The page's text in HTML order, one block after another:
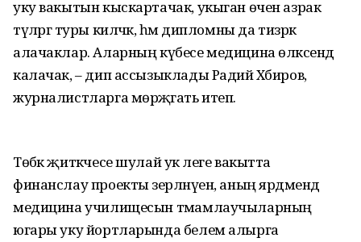
уку вакытын кыскартачак, укыган өчен азрак
түләргә туры киләчәк, һәм дипломны да тизрәк
алачаклар. Аларның күбесе медицина өлкәсендә
калачак, – дип ассызыклады Радий Хәбиров,
журналистларга мөрәҗәгать итеп.
Төбәк җитәкчесе шулай ук әлеге вакытта
финанслау проекты әзерләнүен, аның ярдәмендә
медицина училищесын тәмамлаучыларның
югары уку йортларында белем алырга